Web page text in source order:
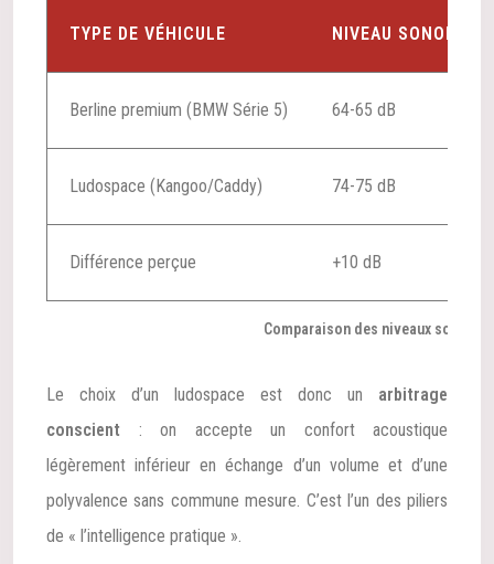
Comparaison des niveaux sonores
TYPE DE VÉHICULE NIVEAU SONORE
Berline premium (BMW Série 5) 64-65 dB
Ludospace (Kangoo/Caddy) 74-75 dB
Différence perçue +10 dB
Le choix d’un ludospace est donc un arbitrage
conscient : on accepte un confort acoustique
légèrement inférieur en échange d’un volume et d’une
polyvalence sans commune mesure. C’est l’un des piliers
de « l’intelligence pratique ».